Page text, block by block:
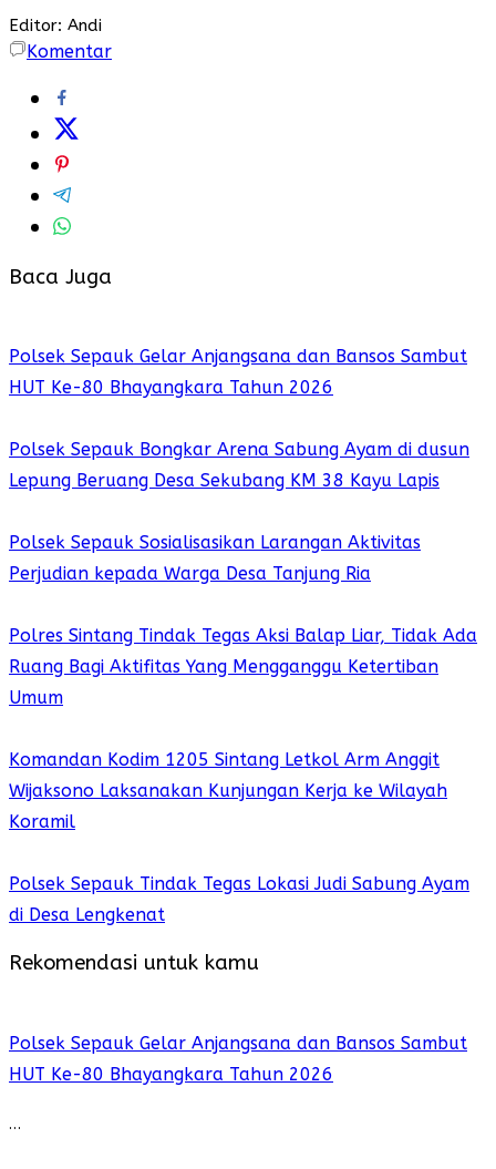
Editor: Andi
Komentar
Baca Juga
Polsek Sepauk Gelar Anjangsana dan Bansos Sambut
HUT Ke-80 Bhayangkara Tahun 2026
Polsek Sepauk Bongkar Arena Sabung Ayam di dusun
Lepung Beruang Desa Sekubang KM 38 Kayu Lapis
Polsek Sepauk Sosialisasikan Larangan Aktivitas
Perjudian kepada Warga Desa Tanjung Ria
Polres Sintang Tindak Tegas Aksi Balap Liar, Tidak Ada
Ruang Bagi Aktifitas Yang Mengganggu Ketertiban
Umum
Komandan Kodim 1205 Sintang Letkol Arm Anggit
Wijaksono Laksanakan Kunjungan Kerja ke Wilayah
Koramil
Polsek Sepauk Tindak Tegas Lokasi Judi Sabung Ayam
di Desa Lengkenat
Rekomendasi untuk kamu
Polsek Sepauk Gelar Anjangsana dan Bansos Sambut
HUT Ke-80 Bhayangkara Tahun 2026
…